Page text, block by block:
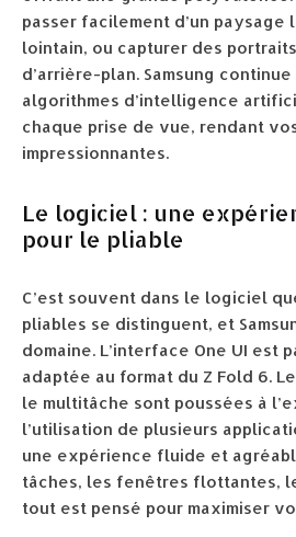
passer facilement d’un paysage
lointain, ou capturer des
d’arrière-plan. Samsung
algorithmes d’intelligence
chaque prise de vue, rendant
impressionnantes.
Le logiciel : une
pour le pliable
C’est souvent dans le logiciel
pliables se distinguent, et
domaine. L’interface One UI est
adaptée au format du Z Fold 6.
le multitâche sont poussées à
l’utilisation de plusieurs
une expérience fluide et
tâches, les fenêtres flottantes,
tout est pensé pour maximiser